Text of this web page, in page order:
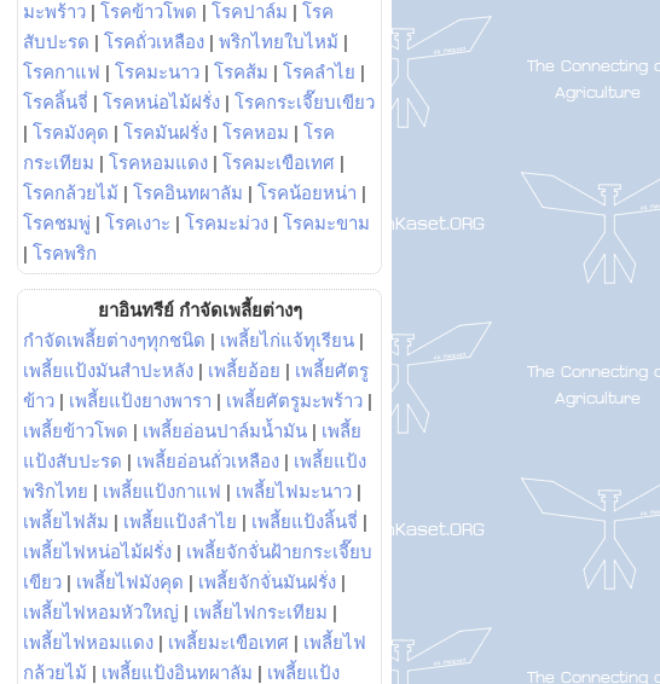
มะพร้าว | โรคข้าวโพด | โรคปาล์ม | โรค
สับปะรด | โรคถั่วเหลือง | พริกไทยใบไหม้ |
โรคกาแฟ | โรคมะนาว | โรคส้ม | โรคลำไย |
โรคลิ้นจี่ | โรคหน่อไม้ฝรั่ง | โรคกระเจี๊ยบเขียว
| โรคมังคุด | โรคมันฝรั่ง | โรคหอม | โรค
กระเทียม | โรคหอมแดง | โรคมะเขือเทศ |
โรคกล้วยไม้ | โรคอินทผาลัม | โรคน้อยหน่า |
โรคชมพู่ | โรคเงาะ | โรคมะม่วง | โรคมะขาม
| โรคพริก
ยาอินทรีย์ กำจัดเพลี้ยต่างๆ
กำจัดเพลี้ยต่างๆทุกชนิด | เพลี้ยไก่แจ้ทุเรียน |
เพลี้ยแป้งมันสำปะหลัง | เพลี้ยอ้อย | เพลี้ยศัตรู
ข้าว | เพลี้ยแป้งยางพารา | เพลี้ยศัตรูมะพร้าว |
เพลี้ยข้าวโพด | เพลี้ยอ่อนปาล์มน้ำมัน | เพลี้ย
แป้งสับปะรด | เพลี้ยอ่อนถั่วเหลือง | เพลี้ยแป้ง
พริกไทย | เพลี้ยแป้งกาแฟ | เพลี้ยไฟมะนาว |
เพลี้ยไฟส้ม | เพลี้ยแป้งลำไย | เพลี้ยแป้งลิ้นจี่ |
เพลี้ยไฟหน่อไม้ฝรั่ง | เพลี้ยจักจั่นฝ้ายกระเจี๊ยบ
เขียว | เพลี้ยไฟมังคุด | เพลี้ยจักจั่นมันฝรั่ง |
เพลี้ยไฟหอมหัวใหญ่ | เพลี้ยไฟกระเทียม |
เพลี้ยไฟหอมแดง | เพลี้ยมะเขือเทศ | เพลี้ยไฟ
กล้วยไม้ | เพลี้ยแป้งอินทผาลัม | เพลี้ยแป้ง